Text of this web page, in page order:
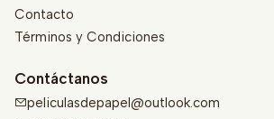
Contacto
Términos y Condiciones
Contáctanos
peliculasdepapel@outlook.com